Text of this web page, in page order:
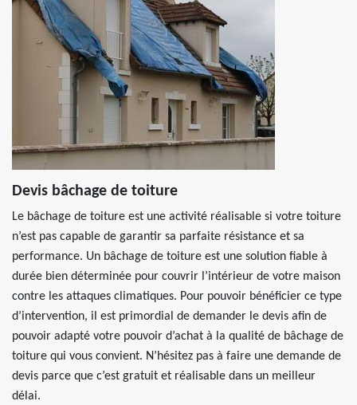
Devis bâchage de toiture
Le bâchage de toiture est une activité réalisable si votre toiture
n’est pas capable de garantir sa parfaite résistance et sa
performance. Un bâchage de toiture est une solution fiable à
durée bien déterminée pour couvrir l’intérieur de votre maison
contre les attaques climatiques. Pour pouvoir bénéficier ce type
d’intervention, il est primordial de demander le devis afin de
pouvoir adapté votre pouvoir d’achat à la qualité de bâchage de
toiture qui vous convient. N’hésitez pas à faire une demande de
devis parce que c’est gratuit et réalisable dans un meilleur
délai.